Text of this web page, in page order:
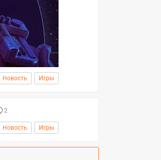
Новость Игры
2
Новость Игры